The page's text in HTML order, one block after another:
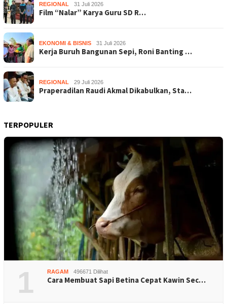
REGIONAL 31 Juli 2026
Film “Nalar” Karya Guru SD R…
EKONOMI & BISNIS 31 Juli 2026
Kerja Buruh Bangunan Sepi, Roni Banting …
REGIONAL 29 Juli 2026
Praperadilan Raudi Akmal Dikabulkan, Sta…
TERPOPULER
1 RAGAM 496671 Dilihat
Cara Membuat Sapi Betina Cepat Kawin Sec…